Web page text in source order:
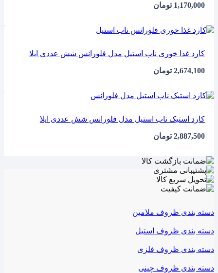
1,170,000 تومان
کارد غذا خوری ناب استیل مدل فلورانس شش عددی ایلا
2,674,100 تومان
کارد استیک ناب استیل مدل فلورانس شش عددی ایلا
2,887,500 تومان
دسته بندی ظروف ملامین
دسته بندی ظروف استیل
دسته بندی ظروف فلزی
دسته بندی ظروف چینی